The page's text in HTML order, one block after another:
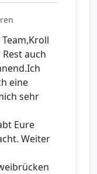
auch
eine
sehr
Eure
Weiter